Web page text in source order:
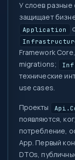
У слоев разные
защищает
Application
Framework
migrations;
технические
use cases.
Проекты
появляются,
потребление,
App. Первый
DTOs,